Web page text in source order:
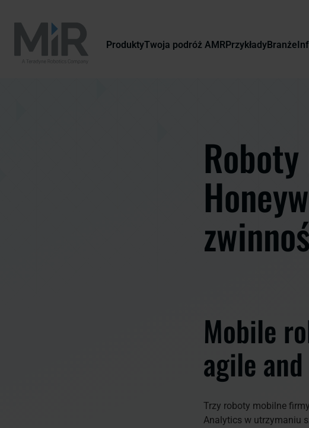
ProduktyTwoja podróż AMRPrzykładyBranże
Mobile
agile
Trzy roboty mobilne
Analytics w utrzymaniu